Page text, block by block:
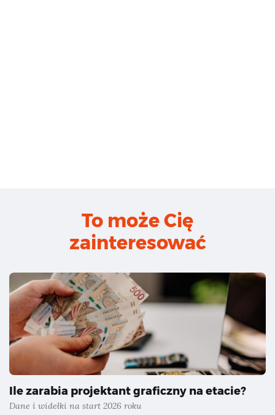
To może Cię
zainteresować
Ile zarabia projektant graficzny na etacie?
Dane i widełki na start 2026 roku